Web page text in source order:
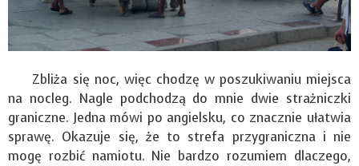
Zbliża się noc, więc chodzę w poszukiwaniu miejsca
na nocleg. Nagle podchodzą do mnie dwie strażniczki
graniczne. Jedna mówi po angielsku, co znacznie ułatwia
sprawę. Okazuje się, że to strefa przygraniczna i nie
mogę rozbić namiotu. Nie bardzo rozumiem dlaczego,